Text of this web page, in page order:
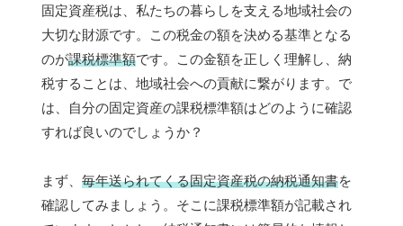
固定資産税は、私たちの暮らしを支える地域社会の
大切な財源です。この税金の額を決める基準となる
のが課税標準額です。この金額を正しく理解し、納
税することは、地域社会への貢献に繋がります。で
は、自分の固定資産の課税標準額はどのように確認
すれば良いのでしょうか？
まず、 毎年送られてくる固定資産税の納税通知書を
確認してみましょう。そこに課税標準額が記載され